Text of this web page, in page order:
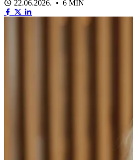
22.06.2026. • 6 MIN